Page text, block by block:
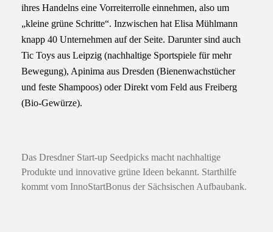
ihres Handelns eine Vorreiterrolle einnehmen, also um
„kleine grüne Schritte“. Inzwischen hat Elisa Mühlmann
knapp 40 Unternehmen auf der Seite. Darunter sind auch
Tic Toys aus Leipzig (nachhaltige Sportspiele für mehr
Bewegung), Apinima aus Dresden (Bienenwachstücher
und feste Shampoos) oder Direkt vom Feld aus Freiberg
(Bio-Gewürze).
Das Dresdner Start-up Seedpicks macht nachhaltige
Produkte und innovative grüne Ideen bekannt. Starthilfe
kommt vom InnoStartBonus der Sächsischen Aufbaubank.